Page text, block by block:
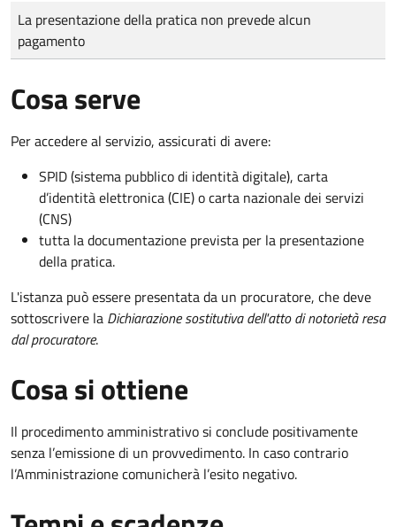
Tipo di pagamento
Importo
La presentazione della pratica non prevede alcun
pagamento
Cosa serve
Per accedere al servizio, assicurati di avere:
SPID (sistema pubblico di identità digitale), carta
d’identità elettronica (CIE) o carta nazionale dei servizi
(CNS)
tutta la documentazione prevista per la presentazione
della pratica.
L'istanza può essere presentata da un procuratore, che deve
sottoscrivere la Dichiarazione sostitutiva dell'atto di notorietà resa
dal procuratore.
Cosa si ottiene
Il procedimento amministrativo si conclude positivamente
senza l’emissione di un provvedimento. In caso contrario
l’Amministrazione comunicherà l’esito negativo.